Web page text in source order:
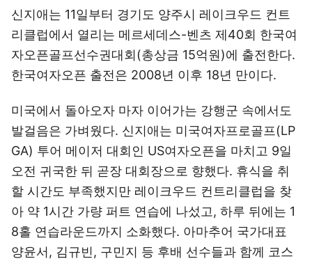
신지애는 11일부터 경기도 양주시 레이크우드 컨트
리클럽에서 열리는 메르세데스-벤츠 제40회 한국여
자오픈골프선수권대회(총상금 15억원)에 출전한다.
한국여자오픈 출전은 2008년 이후 18년 만이다.
미국에서 돌아오자 마자 이어가는 강행군 속에서도
발걸음은 가벼웠다. 신지애는 미국여자프로골프(LP
GA) 투어 메이저 대회인 US여자오픈을 마치고 9일
오전 귀국한 뒤 곧장 대회장으로 향했다. 휴식을 취
할 시간도 부족했지만 레이크우드 컨트리클럽을 찾
아 약 1시간 가량 퍼트 연습에 나섰고, 하루 뒤에는 1
8홀 연습라운드까지 소화했다. 아마추어 국가대표
양윤서, 김규빈, 구민지 등 후배 선수들과 함께 코스